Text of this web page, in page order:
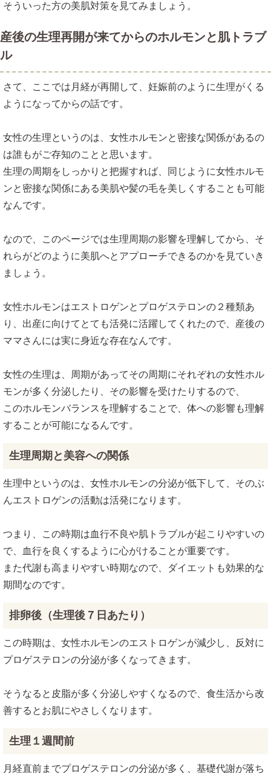
そういった方の美肌対策を見てみましょう。
産後の生理再開が来てからのホルモンと肌トラブ
ル
さて、ここでは月経が再開して、妊娠前のように生理がくる
ようになってからの話です。
女性の生理というのは、女性ホルモンと密接な関係があるの
は誰もがご存知のことと思います。
生理の周期をしっかりと把握すれば、同じように女性ホルモ
ンと密接な関係にある美肌や髪の毛を美しくすることも可能
なんです。
なので、このページでは生理周期の影響を理解してから、そ
れらがどのように美肌へとアプローチできるのかを見ていき
ましょう。
女性ホルモンはエストロゲンとプロゲステロンの２種類あ
り、出産に向けてとても活発に活躍してくれたので、産後の
ママさんには実に身近な存在なんです。
女性の生理は、周期があってその周期にそれぞれの女性ホル
モンが多く分泌したり、その影響を受けたりするので、
このホルモンバランスを理解することで、体への影響も理解
することが可能になるんです。
生理周期と美容への関係
生理中というのは、女性ホルモンの分泌が低下して、そのぶ
んエストロゲンの活動は活発になります。
つまり、この時期は血行不良や肌トラブルが起こりやすいの
で、血行を良くするように心がけることが重要です。
また代謝も高まりやすい時期なので、ダイエットも効果的な
期間なのです。
排卵後（生理後７日あたり）
この時期は、女性ホルモンのエストロゲンが減少し、反対に
プロゲステロンの分泌が多くなってきます。
そうなると皮脂が多く分泌しやすくなるので、食生活から改
善するとお肌にやさしくなります。
生理１週間前
月経直前までプロゲステロンの分泌が多く、基礎代謝が落ち